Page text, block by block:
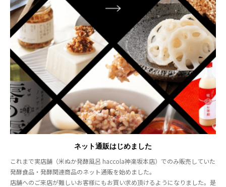
ネット通販はじめました
これまで実店舗（米ぬか発酵風呂 haccola神楽坂本店）でのみ販売していた
発酵食品・発酵関連商品のネット通販を始めました。
店舗へのご来店が難しいお客様にもお買い求め頂けるようになりました。是